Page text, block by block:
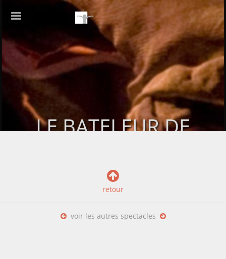
LE BATELEUR DE
retour
voir les autres spectacles